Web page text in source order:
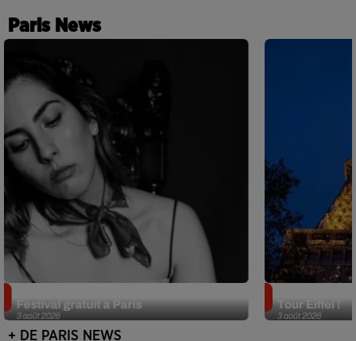
Paris News
3 août 2026
Festival gratuit à Paris
3 août 2026
Tour Eiffel !
+ DE PARIS NEWS